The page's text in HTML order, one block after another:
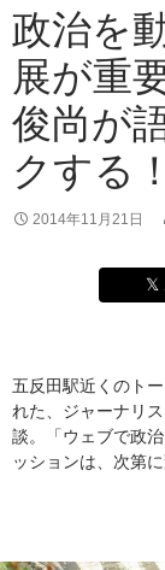
政治を
展が重
俊尚が
クする
2014年11月21日
𝕏
五反田駅近くのト
れた、ジャーナリ
談。「ウェブで政
ッションは、次第